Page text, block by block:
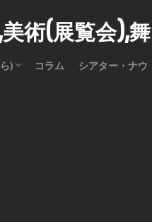
,美術(展覧会),
) コラム シアター・ナウ